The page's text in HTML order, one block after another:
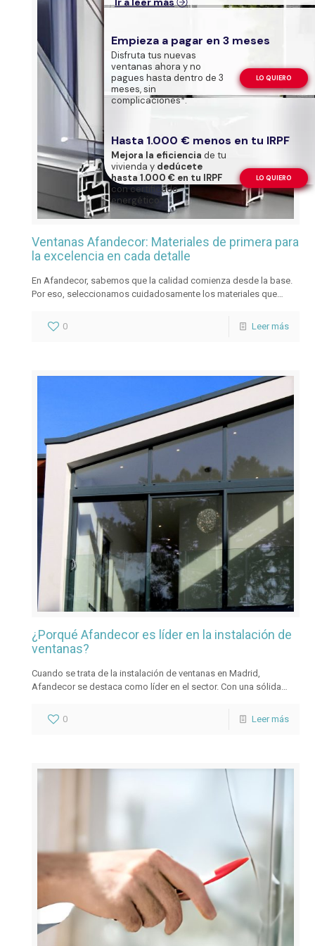
Ventanas Afandecor: Materiales de primera para
la excelencia en cada detalle
En Afandecor, sabemos que la calidad comienza desde la base.
Por eso, seleccionamos cuidadosamente los materiales que
satisfacción de nuestros clientes.
0 Leer más
¿Porqué Afandecor es líder en la instalación de
ventanas?
Cuando se trata de la instalación de ventanas en Madrid,
Afandecor se destaca como líder en el sector. Con una sólida
logrado establecerse como una empresa confiable y de alta
calidad en el mercado de la instalación de ventanas en la capital
campo.
0 Leer más
Empieza a pagar en 3 meses
Disfruta tus nuevas
ventanas ahora y no
pagues hasta dentro de 3
meses, sin
complicaciones*.
LO QUIERO
Hasta 1.000 € menos en tu IRPF
Mejora la eficiencia de tu
vivienda y dedúcete
hasta 1.000 € en tu IRPF
con certificado
energético*.
LO QUIERO